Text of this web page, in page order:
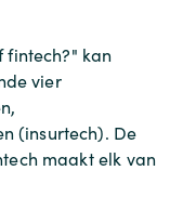
fintech?" kan
vier
(insurtech). De
maakt elk van